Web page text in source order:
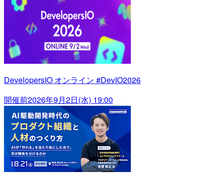
DevelopersIO オンライン #DevIO2026
開催前2026年9月2日(水) 19:00